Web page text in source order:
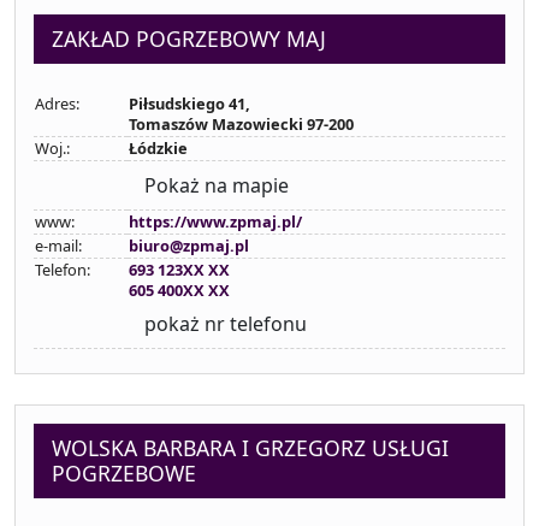
ZAKŁAD POGRZEBOWY MAJ
Adres:
Piłsudskiego 41,
Tomaszów Mazowiecki 97-200
Woj.:
Łódzkie
Pokaż na mapie
www:
https://www.zpmaj.pl/
e-mail:
biuro@zpmaj.pl
Telefon:
693 123XX XX
605 400XX XX
pokaż nr telefonu
WOLSKA BARBARA I GRZEGORZ USŁUGI
POGRZEBOWE